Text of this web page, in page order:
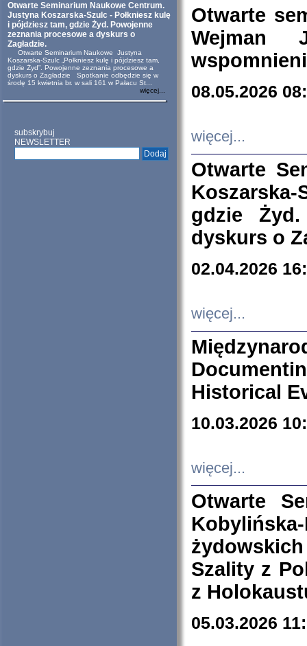
Otwarte Seminarium Naukowe Centrum.
Justyna Koszarska-Szulc - Połkniesz kulę
i pójdziesz tam, gdzie Żyd. Powojenne
zeznania procesowe a dyskurs o
Zagładzie.
Otwarte Seminarium Naukowe Justyna
Koszarska-Szulc „Połkniesz kulę i pójdziesz tam,
gdzie Żyd”. Powojenne zeznania procesowe a
dyskurs o Zagładzie Spotkanie odbędzie się w
środę 15 kwietnia br. w sali 161 w Pałacu St...
więcej...
subskrybuj
NEWSLETTER
Otwarte
Wejman
08.05.2026
więcej...
Otwarte
Koszarska-
gdzie
dyskurs o
02.04.2026
więcej...
Historical
10.03.2026
więcej...
Otwarte
Szality z
z
05.03.2026